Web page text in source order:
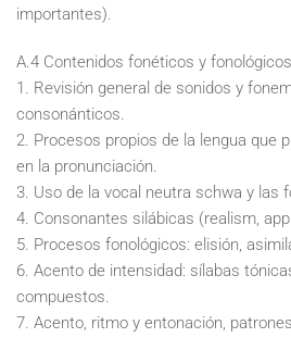
importantes).
A.4 Contenidos fonéticos y fonológicos
1. Revisión general de sonidos y
consonánticos.
2. Procesos propios de la lengua que
en la pronunciación.
3. Uso de la vocal neutra schwa y las
4. Consonantes silábicas (realism,
5. Procesos fonológicos: elisión,
6. Acento de intensidad: sílabas
compuestos.
7. Acento, ritmo y entonación,